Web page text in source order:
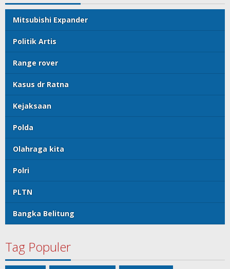
Mitsubishi Expander
Politik Artis
Range rover
Kasus dr Ratna
Kejaksaan
Polda
Olahraga kita
Polri
PLTN
Bangka Belitung
Tag Populer